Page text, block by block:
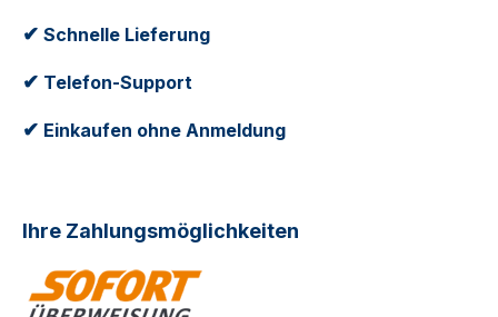
✔ Schnelle Lieferung
✔ Telefon-Support
✔ Einkaufen ohne Anmeldung
Ihre Zahlungsmöglichkeiten